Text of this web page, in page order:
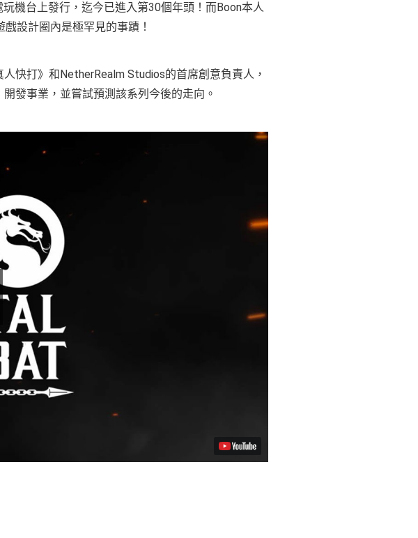
機台上發行，迄今已進入第30個年頭！而Boon本人
設計圈內是極罕見的事蹟！
快打》和NetherRealm Studios的首席創意負責人，
發事業，並嘗試預測該系列今後的走向。